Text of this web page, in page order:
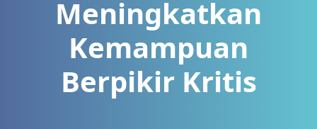
Meningkatkan
Kemampuan
Berpikir Kritis